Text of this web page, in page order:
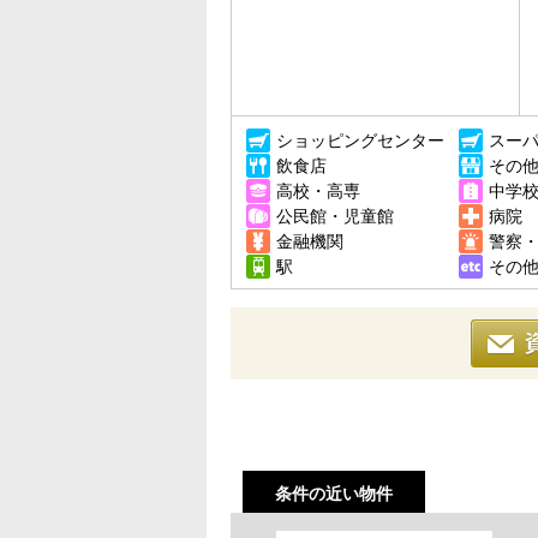
ショッピングセンター
スー
飲食店
その
高校・高専
中学校
公民館・児童館
病院
金融機関
警察
駅
その他
条件の近い物件